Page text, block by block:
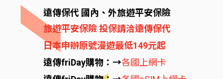
遠傳保代 國內、外旅遊平安保險
旅遊平安保險 投保請洽遠傳保代
日本申辦原號漫遊最低149元起
遠傳friDay購物：→各國上網卡